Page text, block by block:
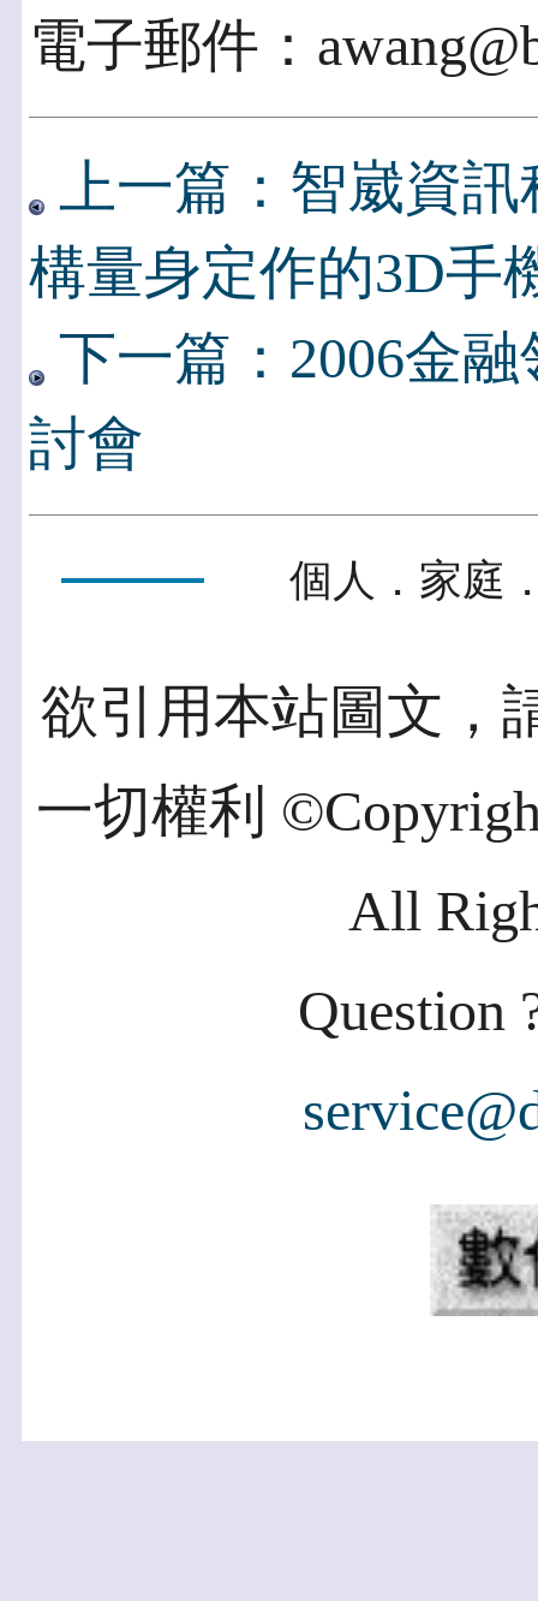
電子郵件：
上一篇：智崴資
構量身定作的3D手
下一篇：2006金
討會
個人．家庭
欲引用本站圖文，
一切權利
All
Question